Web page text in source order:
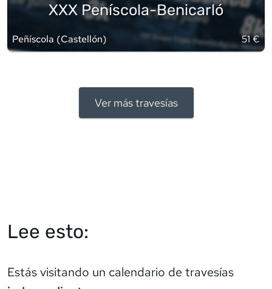
XXX Peníscola-Benicarló
Peñíscola (Castellón) 51 €
Ver más travesías
Lee esto:
Estás visitando un calendario de travesías